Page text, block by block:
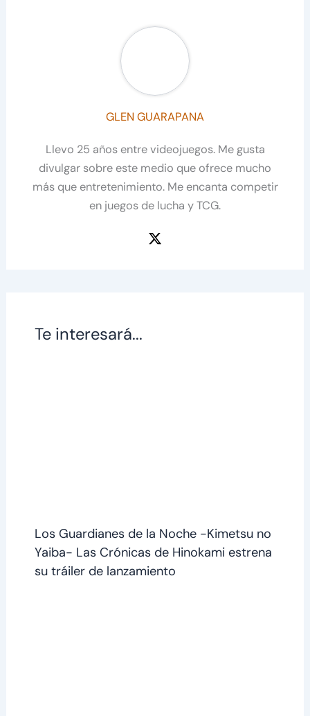
GLEN GUARAPANA
Llevo 25 años entre videojuegos. Me gusta
divulgar sobre este medio que ofrece mucho
más que entretenimiento. Me encanta competir
en juegos de lucha y TCG.
Te interesará...
Los Guardianes de la Noche -Kimetsu no
Yaiba- Las Crónicas de Hinokami estrena
su tráiler de lanzamiento